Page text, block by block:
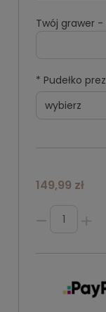
Twój grawer -
* Pudełko
149,99 zł